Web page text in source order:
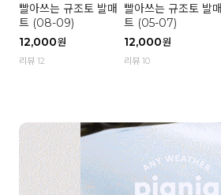
빨아쓰는 규조토 발매
트 (08-09)
12,000원
리뷰 12
빨아쓰는 규조토 발매
트 (05-07)
12,000원
리뷰 10